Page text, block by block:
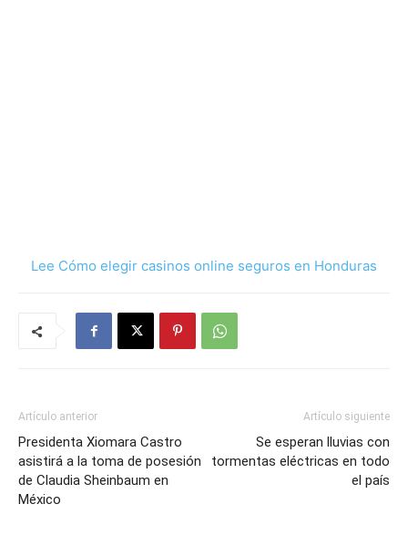
Lee Cómo elegir casinos online seguros en Honduras
Artículo anterior
Presidenta Xiomara Castro
asistirá a la toma de posesión
de Claudia Sheinbaum en
México
Artículo siguiente
Se esperan lluvias con
tormentas eléctricas en todo
el país